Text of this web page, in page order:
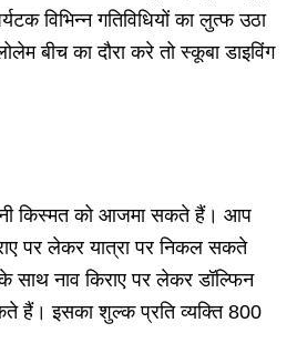
विभिन्न गतिविधियों का लुत्फ उठा
बीच का दौरा करे तो स्कूबा डाइविंग
किस्मत को आजमा सकते हैं। आप
पर लेकर यात्रा पर निकल सकते
नाव किराए पर लेकर डॉल्फिन
हैं। इसका शुल्क प्रति व्यक्ति 800